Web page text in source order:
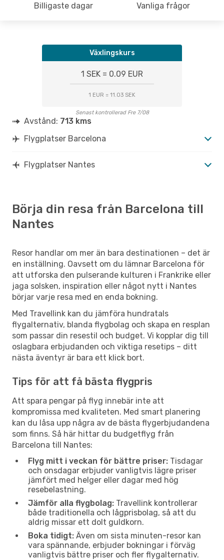
Billigaste dagar Vanliga frågor
Växlingskurs
1 SEK = 0.09 EUR
1 EUR = 11.03 SEK
Senast kontrollerad Fre 7/08
Avstånd: 713 kms
Flygplatser Barcelona
Flygplatser Nantes
Börja din resa från Barcelona till
Nantes
Resor handlar om mer än bara destinationen – det är
en inställning. Oavsett om du lämnar Barcelona för
att utforska den pulserande kulturen i Frankrike eller
jaga solsken, inspiration eller något nytt i Nantes
börjar varje resa med en enda bokning.
Med Travellink kan du jämföra hundratals
flygalternativ, blanda flygbolag och skapa en resplan
som passar din resestil och budget. Vi kopplar dig till
oslagbara erbjudanden och viktiga resetips – ditt
nästa äventyr är bara ett klick bort.
Tips för att få bästa flygpris
Att spara pengar på flyg innebär inte att
kompromissa med kvaliteten. Med smart planering
kan du låsa upp några av de bästa flygerbjudandena
som finns. Så här hittar du budgetflyg från
Barcelona till Nantes:
Flyg mitt i veckan för bättre priser: Tisdagar
och onsdagar erbjuder vanligtvis lägre priser
jämfört med helger eller dagar med hög
resebelastning.
Jämför alla flygbolag: Travellink kontrollerar
både traditionella och lågprisbolag, så att du
aldrig missar ett dolt guldkorn.
Boka tidigt: Även om sista minuten-resor kan
vara spännande, erbjuder bokningar i förväg
vanligtvis bättre priser och fler flygalternativ.